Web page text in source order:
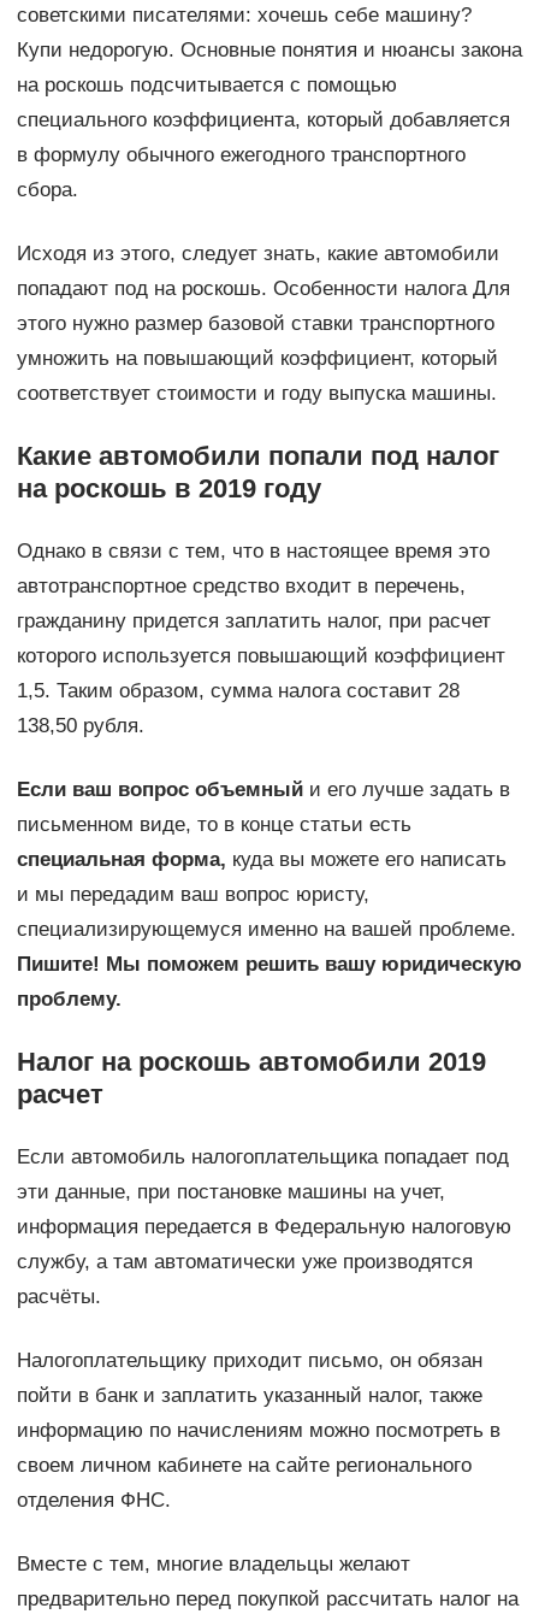
советскими писателями: хочешь себе машину?
Купи недорогую. Основные понятия и нюансы закона
на роскошь подсчитывается с помощью
специального коэффициента, который добавляется
в формулу обычного ежегодного транспортного
сбора.
Исходя из этого, следует знать, какие автомобили
попадают под на роскошь. Особенности налога Для
этого нужно размер базовой ставки транспортного
умножить на повышающий коэффициент, который
соответствует стоимости и году выпуска машины.
Какие автомобили попали под налог
на роскошь в 2019 году
Однако в связи с тем, что в настоящее время это
автотранспортное средство входит в перечень,
гражданину придется заплатить налог, при расчет
которого используется повышающий коэффициент
1,5. Таким образом, сумма налога составит 28
138,50 рубля.
Если ваш вопрос объемныйи его лучше задать в
письменном виде, то в конце статьи есть
специальная форма, куда вы можете его написать
и мы передадим ваш вопрос юристу,
специализирующемуся именно на вашей проблеме.
Пишите! Мы поможем решить вашу юридическую
проблему.
Налог на роскошь автомобили 2019
расчет
Если автомобиль налогоплательщика попадает под
эти данные, при постановке машины на учет,
информация передается в Федеральную налоговую
службу, а там автоматически уже производятся
расчёты.
Налогоплательщику приходит письмо, он обязан
пойти в банк и заплатить указанный налог, также
информацию по начислениям можно посмотреть в
своем личном кабинете на сайте регионального
отделения ФНС.
Вместе с тем, многие владельцы желают
предварительно перед покупкой рассчитать налог на